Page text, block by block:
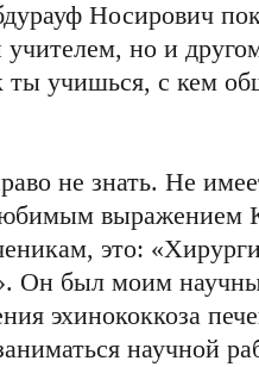
Носирович
учителем, но и
ты учишься, с кем
не знать. Не
выражением
это:
Он был моим
эхинококкоза
научной